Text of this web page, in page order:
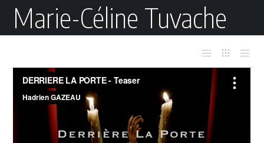
Marie-Céline Tuvache